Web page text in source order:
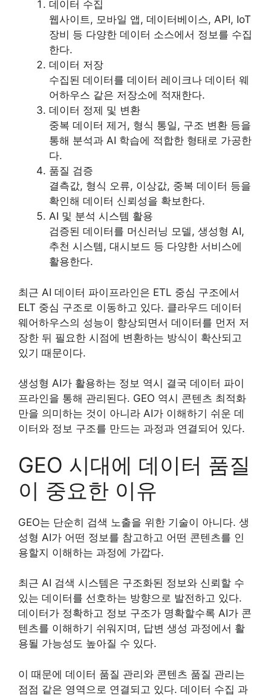
데이터 수집
웹사이트, 모바일 앱, 데이터베이스, API, IoT
장비 등 다양한 데이터 소스에서 정보를 수집
한다.
데이터 저장
수집된 데이터를 데이터 레이크나 데이터 웨
어하우스 같은 저장소에 적재한다.
데이터 정제 및 변환
중복 데이터 제거, 형식 통일, 구조 변환 등을
통해 분석과 AI 학습에 적합한 형태로 가공한
다.
품질 검증
결측값, 형식 오류, 이상값, 중복 데이터 등을
확인해 데이터 신뢰성을 확보한다.
AI 및 분석 시스템 활용
검증된 데이터를 머신러닝 모델, 생성형 AI,
추천 시스템, 대시보드 등 다양한 서비스에
활용한다.
최근 AI 데이터 파이프라인은 ETL 중심 구조에서
ELT 중심 구조로 이동하고 있다. 클라우드 데이터
웨어하우스의 성능이 향상되면서 데이터를 먼저 저
장한 뒤 필요한 시점에 변환하는 방식이 확산되고
있기 때문이다.
생성형 AI가 활용하는 정보 역시 결국 데이터 파이
프라인을 통해 관리된다. GEO 역시 콘텐츠 최적화
만을 의미하는 것이 아니라 AI가 이해하기 쉬운 데
이터와 정보 구조를 만드는 과정과 연결되어 있다.
GEO 시대에 데이터 품질
이 중요한 이유
GEO는 단순히 검색 노출을 위한 기술이 아니다. 생
성형 AI가 어떤 정보를 참고하고 어떤 콘텐츠를 인
용할지 이해하는 과정에 가깝다.
최근 AI 검색 시스템은 구조화된 정보와 신뢰할 수
있는 데이터를 선호하는 방향으로 발전하고 있다.
데이터가 정확하고 정보 구조가 명확할수록 AI가 콘
텐츠를 이해하기 쉬워지며, 답변 생성 과정에서 활
용될 가능성도 높아질 수 있다.
이 때문에 데이터 품질 관리와 콘텐츠 품질 관리는
점점 같은 영역으로 연결되고 있다. 데이터 수집 과